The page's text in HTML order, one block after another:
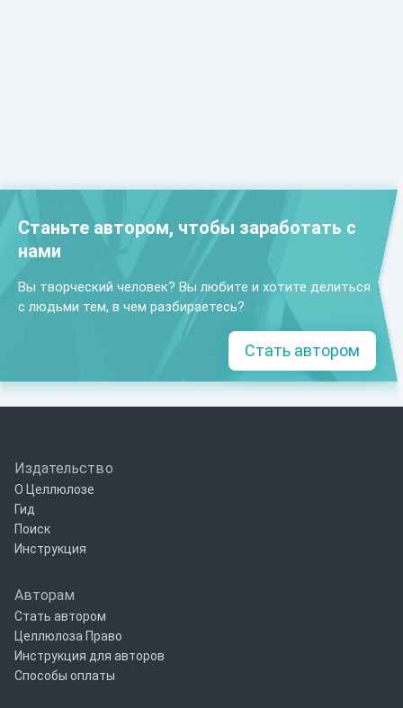
Станьте автором, чтобы заработать с
нами
Вы творческий человек? Вы любите и хотите делиться
с людьми тем, в чем разбираетесь?
Стать автором
Издательство
О Целлюлозе
Гид
Поиск
Инструкция
Авторам
Стать автором
Целлюлоза Право
Инструкция для авторов
Способы оплаты